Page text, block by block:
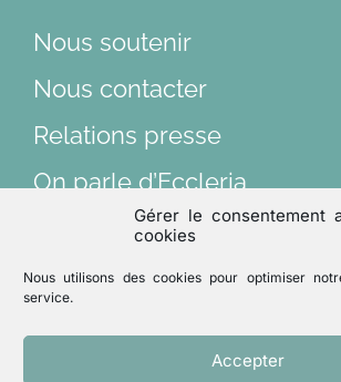
Gérer le consentement
cookies
Nous utilisons des cookies pour optimiser
service.
Accepter
Articles
Archives
Nous soutenir
Nous contacter
Relations presse
On parle d’Eccleria
Nous suivre sur les
Mentions légales